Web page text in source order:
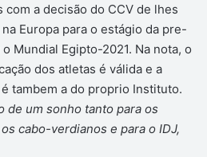
a decisão do CCV de lhes
Europa para o estágio da pre-
Mundial Egipto-2021. Na nota, o
dos atletas é válida e a
tambem a do proprio Instituto.
de um sonho tanto para os
cabo-verdianos e para o IDJ,